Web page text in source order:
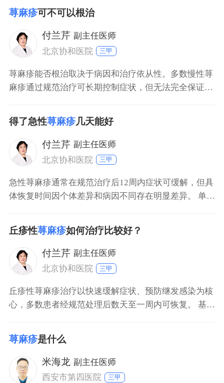
能需长期管理。 急性自发性荨麻疹：发病突然且持续时
间短（≤6周），首选第二代非镇静抗组胺药，如氯雷他
定、西替利嗪，需注意儿童（212岁）可按体重调整剂
量，孕
荨麻疹可不可以根治
付兰芹 副主任医师
北京协和医院
三甲
荨麻疹能否根治取决于病因和治疗依从性。多数慢性荨
麻疹通过规范治疗可长期控制症状，但无法完全保证永
敏），去除诱因后通常可治愈。 一、急性荨麻疹 急性
荨麻疹多由明确诱因引发，如食物过敏、感染或药物反
应。症状通常在数小时至数天内消退，经规范治疗（如
抗组胺药物）和
得了急性荨麻疹几天能好
付兰芹 副主任医师
北京协和医院
三甲
急性荨麻疹通常在规范治疗后12周内症状可缓解，但具
体恢复时间因个体差异和病因不同存在明显差异。 单纯
无合并症时，脱离过敏原并规范使用抗组胺药物后，多
数患者数天内（通常13天）症状即可消退，最长不超过
1周。 伴有血管性水肿或全身症状的急性荨麻疹：若出
现呼吸困难、头晕等全身反应，需及时就医。
丘疹性荨麻疹如何治疗比较好？
付兰芹 副主任医师
北京协和医院
三甲
丘疹性荨麻疹治疗以快速缓解症状、预防继发感染为核
心，多数患者经规范处理后数天至一周内可恢复。 基础
衣物，减少对患处刺激。环境中需防蚊虫叮咬，定期清
洁家居环境，降低过敏原接触风险。 局部药物治疗：轻
度病例可外用炉甘石洗剂缓解瘙痒，若出现红肿明显，
可短期使用弱效糖皮质激素软膏（如氢化可的松
荨麻疹是什么
米海龙 副主任医师
西安市第四医院
三甲